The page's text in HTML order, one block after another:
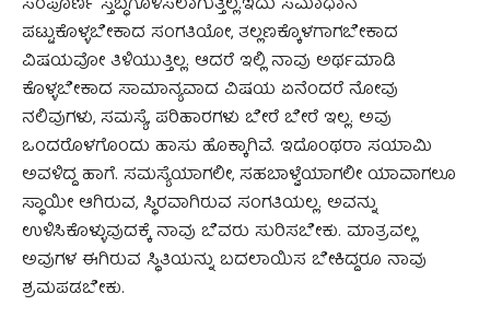
ಪಟ್ಟುಕೊಳ್ಳಬೇಕಾದ ಸಂಗತಿಯೋ, ತಲ್ಲಣಕ್ಕೊಳಗಾಗಬೇಕಾದ
ವಿಷಯವೋ ತಿಳಿಯುತ್ತಿಲ್ಲ. ಆದರೆ ಇಲ್ಲಿ ನಾವು ಅರ್ಥಮಾಡಿ
ಕೊಳ್ಳಬೇಕಾದ ಸಾಮಾನ್ಯವಾದ ವಿಷಯ ಏನೆಂದರೆ ನೋವು
ನಲಿವುಗಳು, ಸಮಸ್ಯೆ, ಪರಿಹಾರಗಳು ಬೇರೆ ಬೇರೆ ಇಲ್ಲ. ಅವು
ಒಂದರೊಳಗೊಂದು ಹಾಸು ಹೊಕ್ಕಾಗಿವೆ. ಇದೊಂಥರಾ ಸಯಾಮಿ
ಅವಳಿದ್ದ ಹಾಗೆ. ಸಮಸ್ಯೆಯಾಗಲೀ, ಸಹಬಾಳ್ವೆಯಾಗಲೀ ಯಾವಾಗಲೂ
ಸ್ಥಾಯೀ ಆಗಿರುವ, ಸ್ಥಿರವಾಗಿರುವ ಸಂಗತಿಯಲ್ಲ. ಅವನ್ನು
ಉಳಿಸಿಕೊಳ್ಳುವುದಕ್ಕೆ ನಾವು ಬೆವರು ಸುರಿಸಬೇಕು. ಮಾತ್ರವಲ್ಲ
ಅವುಗಳ ಈಗಿರುವ ಸ್ಥಿತಿಯನ್ನು ಬದಲಾಯಿಸ ಬೇಕಿದ್ದರೂ ನಾವು
ಶ್ರಮಪಡಬೇಕು.